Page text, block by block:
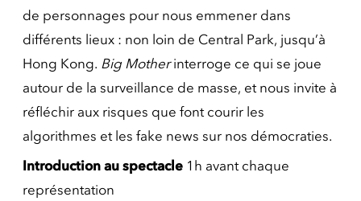
de personnages pour nous emmener dans
différents lieux : non loin de Central Park, jusqu’à
Hong Kong. Big Motherinterroge ce qui se joue
autour de la surveillance de masse, et nous invite à
réfléchir aux risques que font courir les
algorithmes et les fake news sur nos démocraties.
Introduction au spectacle 1h avant chaque
représentation